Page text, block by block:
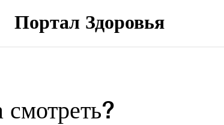
Портал Здоровья